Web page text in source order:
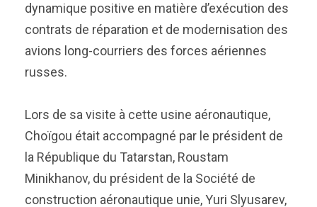
dynamique positive en matière d’exécution des
contrats de réparation et de modernisation des
avions long-courriers des forces aériennes
russes.
Lors de sa visite à cette usine aéronautique,
Choïgou était accompagné par le président de
la République du Tatarstan, Roustam
Minikhanov, du président de la Société de
construction aéronautique unie, Yuri Slyusarev,